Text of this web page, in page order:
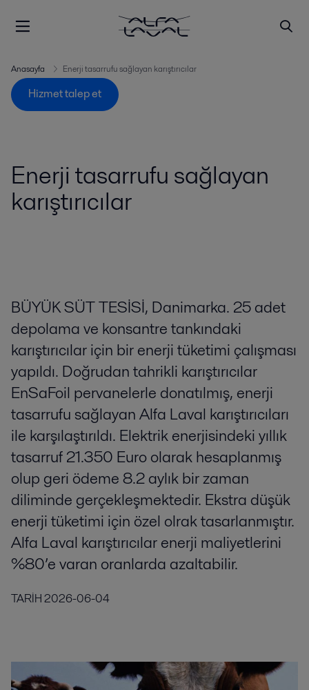
Anasayfa Enerji tasarrufu sağlayan karıştırıcılar
Hizmet talep et
Enerji tasarrufu sağlayan
karıştırıcılar
BÜYÜK SÜT TESİSİ, Danimarka. 25 adet
depolama ve konsantre tankındaki
karıştırıcılar için bir enerji tüketimi çalışması
yapıldı. Doğrudan tahrikli karıştırıcılar
EnSaFoil pervanelerle donatılmış, enerji
tasarrufu sağlayan Alfa Laval karıştırıcıları
ile karşılaştırıldı. Elektrik enerjisindeki yıllık
tasarruf 21.350 Euro olarak hesaplanmış
olup geri ödeme 8.2 aylık bir zaman
diliminde gerçekleşmektedir. Ekstra düşük
enerji tüketimi için özel olrak tasarlanmıştır.
Alfa Laval karıştırıcılar enerji maliyetlerini
%80’e varan oranlarda azaltabilir.
TARİH2026-06-04